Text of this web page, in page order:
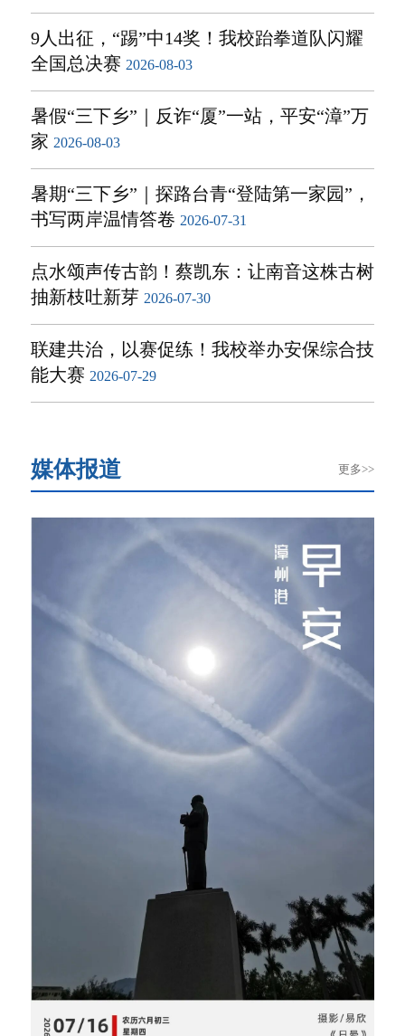
9人出征，“踢”中14奖！我校跆拳道队闪耀
全国总决赛 2026-08-03
暑假“三下乡”｜反诈“厦”一站，平安“漳”万
家 2026-08-03
暑期“三下乡”｜探路台青“登陆第一家园”，
书写两岸温情答卷 2026-07-31
点水颂声传古韵！蔡凯东：让南音这株古树
抽新枝吐新芽 2026-07-30
联建共治，以赛促练！我校举办安保综合技
能大赛 2026-07-29
更多>>
媒体报道